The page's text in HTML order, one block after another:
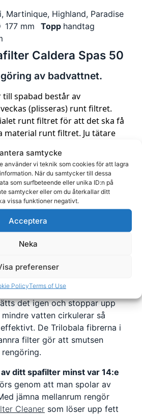
samtycke
använder vi teknik som cookies för att lagra
När du samtycker till dessa
som surfbeteende eller unika ID:n på
samtycker eller om du återkallar ditt
vissa funktioner negativt.
Acceptera
Neka
preferenser
PolicyTerms of Use
Martinique, Highland, Paradise
177 mm Topp handtag
Caldera Spas 50
av badvattnet.
spabad består av
(plisseras) runt filtret.
runt filtret för att det ska få
material runt filtret. Ju tätare
feet.
filter till spabad är
fiber i polyester. Den
gör filtret betydligt mer
i filtret ökar av den tresidiga
gör också att materialet
i filtret behöver det
det igen och stoppar upp
vatten cirkulerar så
De Trilobala fibrerna i
filter gör att smutsen
ditt spafilter minst var 14:e
genom att man spolar av
jämna mellanrum rengör
Cleaner som löser upp fett